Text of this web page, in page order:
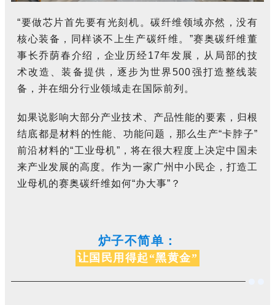
“要做芯片首先要有光刻机。碳纤维领域亦然，没有
核心装备，同样谈不上生产碳纤维。”赛奥碳纤维董
事长乔荫春介绍，企业历经17年发展，从局部的技
术改造、装备提供，逐步为世界500强打造整线装
备，并在细分行业领域走在国际前列。
如果说影响大部分产业技术、产品性能的要素，归根
结底都是材料的性能、功能问题，那么生产“卡脖子”
前沿材料的“工业母机”，将在很大程度上决定中国未
来产业发展的高度。作为一家广州中小民企，打造工
业母机的赛奥碳纤维如何“办大事”？
炉子不简单：
让国民用得起“黑黄金”